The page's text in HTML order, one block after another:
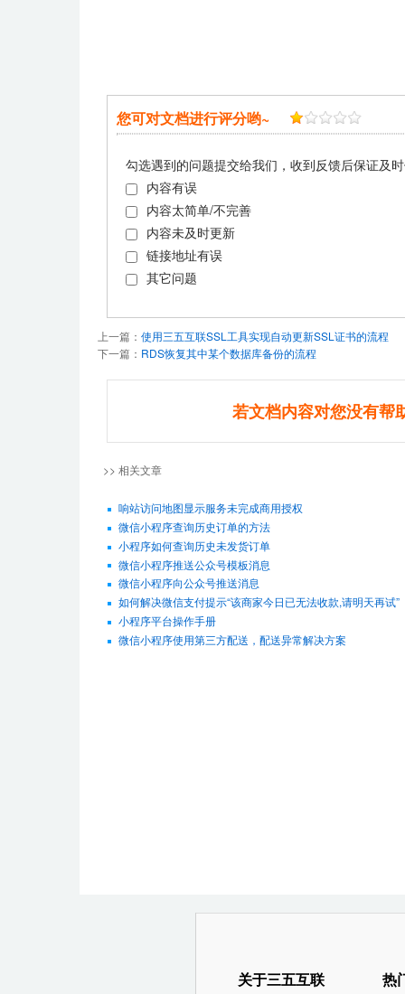
您可对文档进行评分哟~
勾选遇到的问题提交给我们，收到反馈后保证及
内容有误
内容太简单/不完善
内容未及时更新
链接地址有误
其它问题
上一篇： 使用三五互联SSL工具实现自动更新SSL证书的流程
下一篇： RDS恢复其中某个数据库备份的流程
若文档内容对您没有帮
>> 相关文章
响站访问地图显示服务未完成商用授权
微信小程序查询历史订单的方法
小程序如何查询历史未发货订单
微信小程序推送公众号模板消息
微信小程序向公众号推送消息
如何解决微信支付提示“该商家今日已无法收款,请明天再试”
小程序平台操作手册
微信小程序使用第三方配送，配送异常解决方案
关于三五互联 热